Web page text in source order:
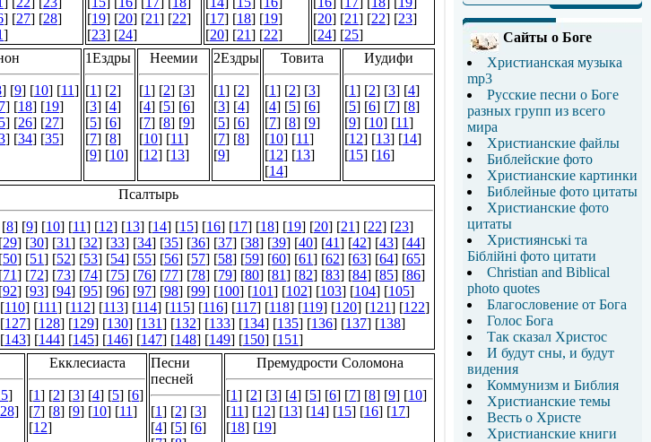
Сайты о Боге
Христианская музыка
mp3
Русские песни о Боге
разных групп из всего
мира
Христианские файлы
Библейские фото
Христианские картинки
Библейные фото цитаты
Христианские фото
цитаты
Християнські та
Біблійні фото цитати
Christian and Biblical
photo quotes
Благословение от Бога
Голос Бога
Так сказал Христос
И будут сны, и будут
видения
Коммунизм и Библия
Христианские темы
Весть о Христе
Христианские книги